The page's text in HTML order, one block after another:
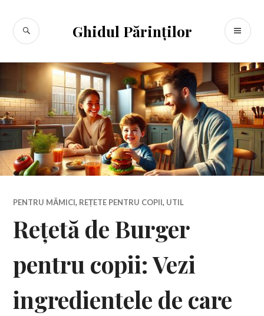
conținut
Ghidul Părinților
CĂUTARE
PENTRU MĂMICI, REȚETE PENTRU COPII, UTIL
Rețetă de Burger
pentru copii: Vezi
ingredientele de care